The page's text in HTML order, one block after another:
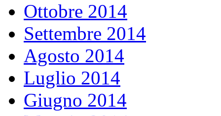
Ottobre 2014
Settembre 2014
Agosto 2014
Luglio 2014
Giugno 2014